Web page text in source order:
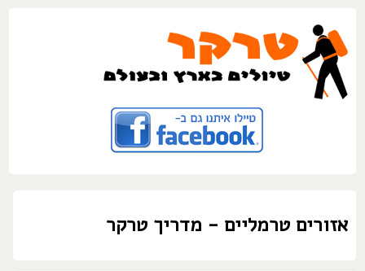
אזורים טרמליים - מדריך טרקר